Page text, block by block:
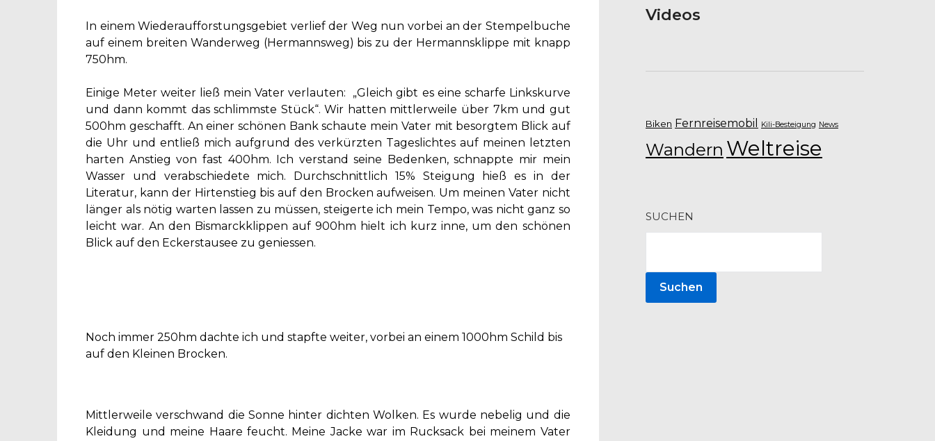
In einem Wiederaufforstungsgebiet verlief der Weg nun vorbei an der Stempelbuche
auf einem breiten Wanderweg (Hermannsweg) bis zu der Hermannsklippe mit knapp
750hm.
Einige Meter weiter ließ mein Vater verlauten: „Gleich gibt es eine scharfe Linkskurve
und dann kommt das schlimmste Stück“. Wir hatten mittlerweile über 7km und gut
500hm geschafft. An einer schönen Bank schaute mein Vater mit besorgtem Blick auf
die Uhr und entließ mich aufgrund des verkürzten Tageslichtes auf meinen letzten
harten Anstieg von fast 400hm. Ich verstand seine Bedenken, schnappte mir mein
Wasser und verabschiedete mich. Durchschnittlich 15% Steigung hieß es in der
Literatur, kann der Hirtenstieg bis auf den Brocken aufweisen. Um meinen Vater nicht
länger als nötig warten lassen zu müssen, steigerte ich mein Tempo, was nicht ganz so
leicht war. An den Bismarckklippen auf 900hm hielt ich kurz inne, um den schönen
Blick auf den Eckerstausee zu geniessen.
Noch immer 250hm dachte ich und stapfte weiter, vorbei an einem 1000hm Schild bis
auf den Kleinen Brocken.
Mittlerweile verschwand die Sonne hinter dichten Wolken. Es wurde nebelig und die
Kleidung und meine Haare feucht. Meine Jacke war im Rucksack bei meinem Vater
Videos
Biken Fernreisemobil Kili-Besteigung News
Wandern Weltreise
SUCHEN
Suchen